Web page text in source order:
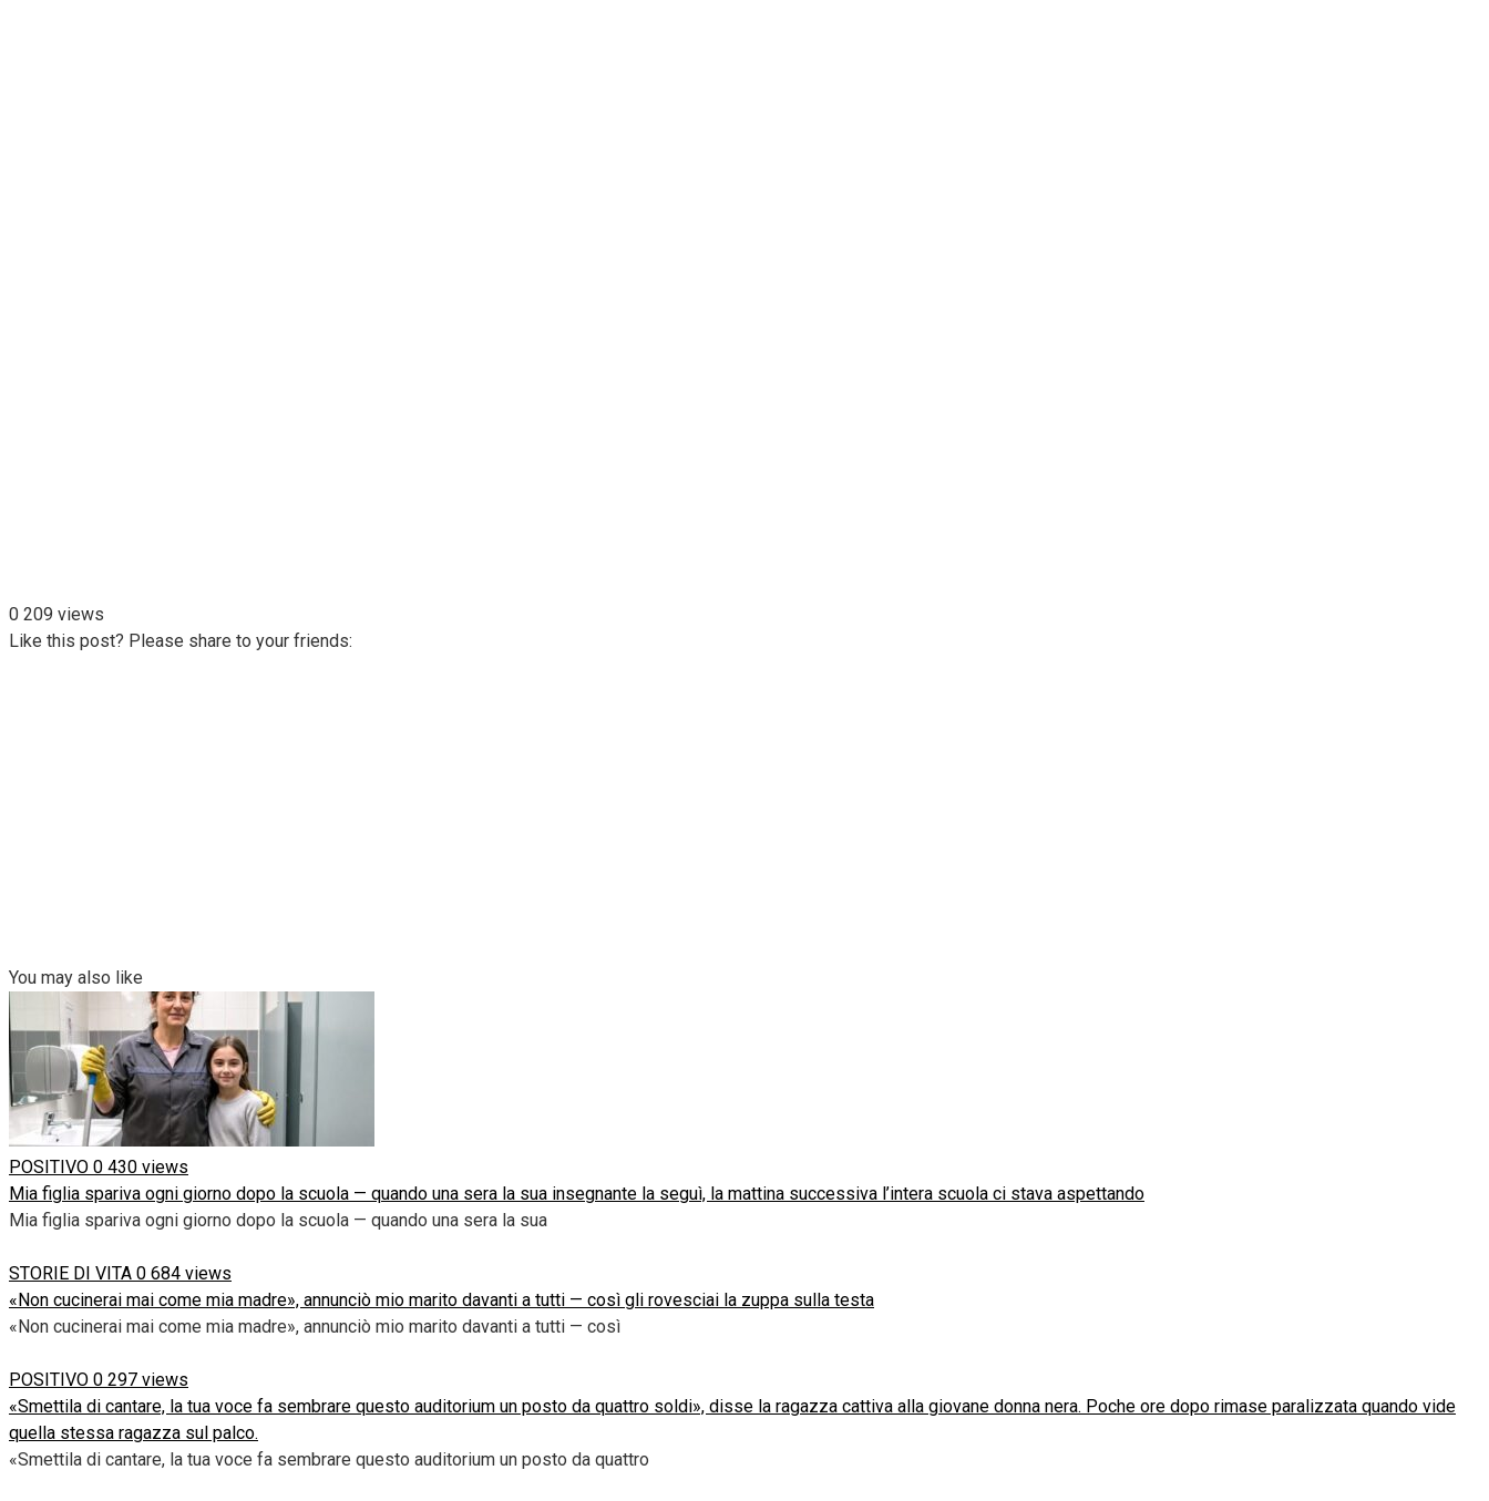
0 209 views
Like this post? Please share to your friends:
You may also like
POSITIVO 0 430 views
Mia figlia spariva ogni giorno dopo la scuola — quando una sera la sua insegnante la seguì, la mattina successiva l’intera scuola ci stava aspettando
Mia figlia spariva ogni giorno dopo la scuola — quando una sera la sua
STORIE DI VITA 0 684 views
«Non cucinerai mai come mia madre», annunciò mio marito davanti a tutti — così gli rovesciai la zuppa sulla testa
«Non cucinerai mai come mia madre», annunciò mio marito davanti a tutti — così
POSITIVO 0 297 views
«Smettila di cantare, la tua voce fa sembrare questo auditorium un posto da quattro soldi», disse la ragazza cattiva alla giovane donna nera. Poche ore dopo rimase paralizzata quando vide
quella stessa ragazza sul palco.
«Smettila di cantare, la tua voce fa sembrare questo auditorium un posto da quattro